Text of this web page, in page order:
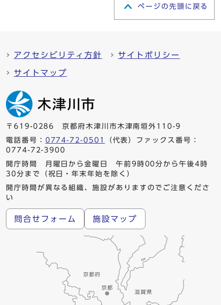
ページの先頭に戻る
アクセシビリティ方針 サイトポリシー
サイトマップ
〒619-0286 京都府木津川市木津南垣外110-9
電話番号： 0774-72-0501
（代表）ファックス番号：
0774-72-3900
開庁時間 月曜日から金曜日 午前9時00分から午後4時
30分まで（祝日・年末年始を除く）
開庁時間が異なる組織、施設がありますのでご注意くださ
い
問合せフォーム 施設マップ